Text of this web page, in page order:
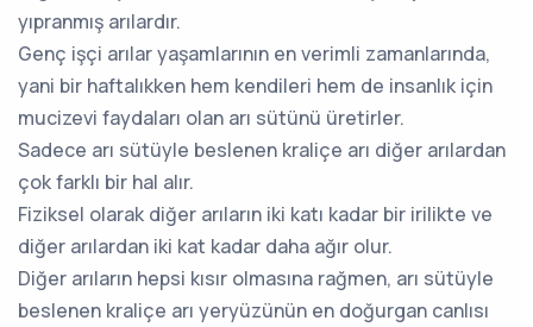
yıpranmış arılardır.
Genç işçi arılar yaşamlarının en verimli zamanlarında,
yani bir haftalıkken hem kendileri hem de insanlık için
mucizevi faydaları olan arı sütünü üretirler.
Sadece arı sütüyle beslenen kraliçe arı diğer arılardan
çok farklı bir hal alır.
Fiziksel olarak diğer arıların iki katı kadar bir irilikte ve
diğer arılardan iki kat kadar daha ağır olur.
Diğer arıların hepsi kısır olmasına rağmen, arı sütüyle
beslenen kraliçe arı yeryüzünün en doğurgan canlısı